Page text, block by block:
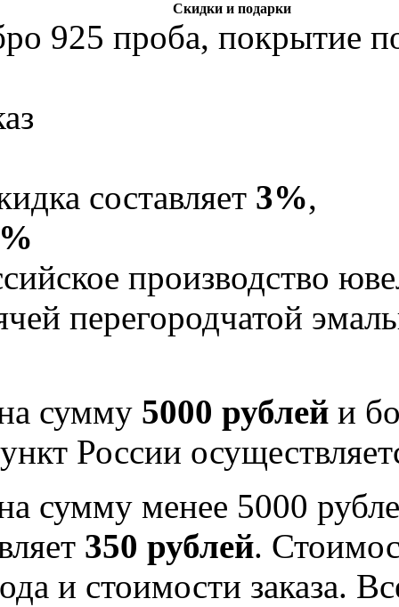
Скидки и подарки
925 проба, покрытие
составляет 3%,
производство
перегородчатой
сумму 5000 рублей и
России
сумму менее 5000
350 рублей.
и стоимости заказа.